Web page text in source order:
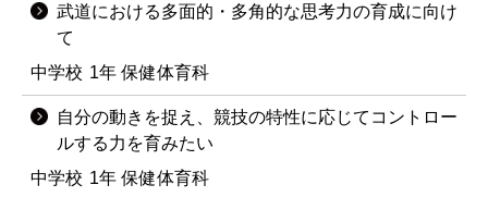
武道における多面的・多角的な思考力の育成に向け
て
中学校 1年 保健体育科
自分の動きを捉え、競技の特性に応じてコントロー
ルする力を育みたい
中学校 1年 保健体育科